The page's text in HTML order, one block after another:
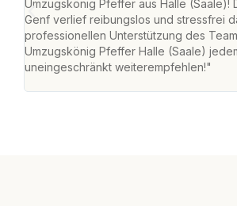
Umzugskönig Pfeffer aus Halle (Saale)!
Genf verlief reibungslos und stressfrei
professionellen Unterstützung des
Umzugskönig Pfeffer Halle (Saale)
uneingeschränkt weiterempfehlen!"